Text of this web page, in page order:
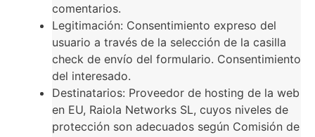
comentarios.
Legitimación: Consentimiento expreso del
usuario a través de la selección de la casilla
check de envío del formulario. Consentimiento
del interesado.
Destinatarios: Proveedor de hosting de la web
en EU, Raiola Networks SL, cuyos niveles de
protección son adecuados según Comisión de